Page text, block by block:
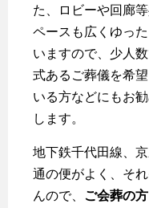
た、ロビーや回廊
ペースも広くゆっ
いますので、少人
式あるご葬儀を希
いる方などにもお
します。
地下鉄千代田線、
通の便がよく、そ
んので、 ご会葬の